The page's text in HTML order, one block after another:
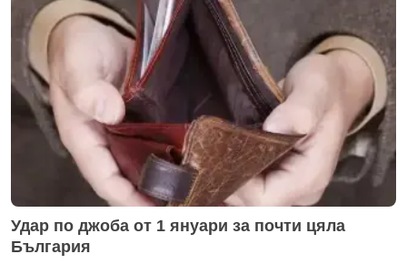
Удар по джоба от 1 януари за почти цяла
България